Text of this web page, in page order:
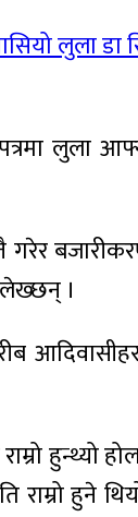
लुला डा
लुला
गरेर
लेख्छन् ।
हुन्थ्यो
हुने थियो,